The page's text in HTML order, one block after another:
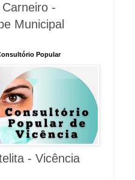
-
Municipal
Popular
- Vicência